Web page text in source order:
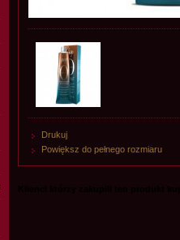
Drukuj
Powiększ do pełnego rozmiaru